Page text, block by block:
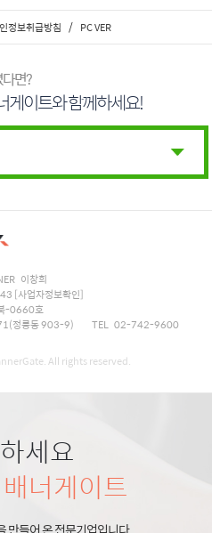
정보취급방침 / PC VER
면?
게이트와 함께하세요!
이창희
[사업자정보확인]
-0660호
정릉동 903-9)
TEL 02-742-9600
All rights reserved.
세요
너게이트
만들어 온 전문기업입니다.